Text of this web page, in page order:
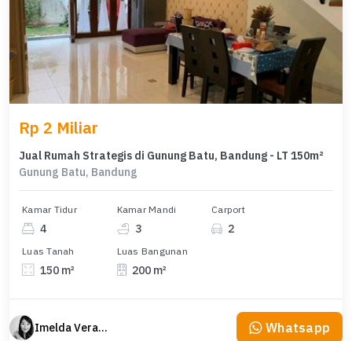
Rp 2 Miliar
Jual Rumah Strategis di Gunung Batu, Bandung - LT 150m²
Gunung Batu, Bandung
Kamar Tidur
4
Kamar Mandi
3
Carport
2
Luas Tanah
150 m²
Luas Bangunan
200 m²
Imelda Veranika Whatsapp